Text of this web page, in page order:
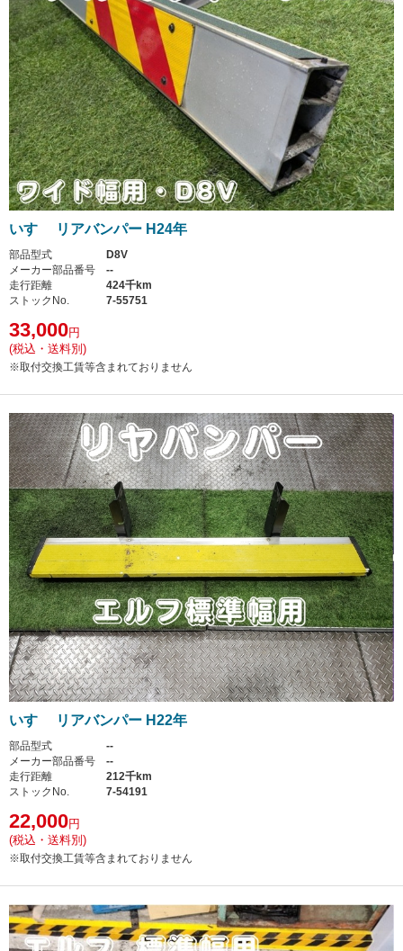
いすゞ リアバンパー H24年
部品型式
D8V
メーカー部品番号
--
走行距離
424千km
ストックNo.
7-55751
33,000円
(税込・送料別)
※取付交換工賃等含まれておりません
いすゞ リアバンパー H22年
部品型式
--
メーカー部品番号
--
走行距離
212千km
ストックNo.
7-54191
22,000円
(税込・送料別)
※取付交換工賃等含まれておりません